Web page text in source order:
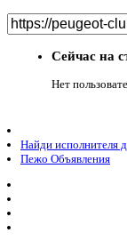
Сейчас на
Нет
Найди исполнителя
Пежо Объявления